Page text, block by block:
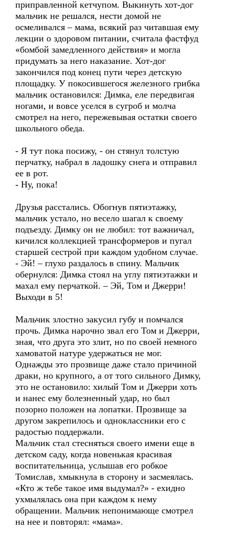
приправленной кетчупом. Выкинуть хот-дог
мальчик не решался, нести домой не
осмеливался – мама, всякий раз читавшая ему
лекции о здоровом питании, считала фастфуд
«бомбой замедленного действия» и могла
придумать за него наказание. Хот-дог
закончился под конец пути через детскую
площадку. У покосившегося железного грибка
мальчик остановился: Димка, еле передвигая
ногами, и вовсе уселся в сугроб и молча
смотрел на него, пережевывая остатки своего
школьного обеда.
- Я тут пока посижу, - он стянул толстую
перчатку, набрал в ладошку снега и отправил
ее в рот.
- Ну, пока!
Друзья расстались. Обогнув пятиэтажку,
мальчик устало, но весело шагал к своему
подъезду. Димку он не любил: тот важничал,
кичился коллекцией трансформеров и пугал
старшей сестрой при каждом удобном случае.
- Эй! – глухо раздалось в спину. Мальчик
обернулся: Димка стоял на углу пятиэтажки и
махал ему перчаткой. – Эй, Том и Джерри!
Выходи в 5!
Мальчик злостно закусил губу и помчался
прочь. Димка нарочно звал его Том и Джерри,
зная, что друга это злит, но по своей немного
хамоватой натуре удержаться не мог.
Однажды это прозвище даже стало причиной
драки, но крупного, а от того сильного Димку,
это не остановило: хилый Том и Джерри хоть
и нанес ему болезненный удар, но был
позорно положен на лопатки. Прозвище за
другом закрепилось и одноклассники его с
радостью поддержали.
Мальчик стал стесняться своего имени еще в
детском саду, когда новенькая красивая
воспитательница, услышав его робкое
Томислав, хмыкнула в сторону и засмеялась.
«Кто ж тебе такое имя выдумал?» - ехидно
ухмылялась она при каждом к нему
обращении. Мальчик непонимающе смотрел
на нее и повторял: «мама».